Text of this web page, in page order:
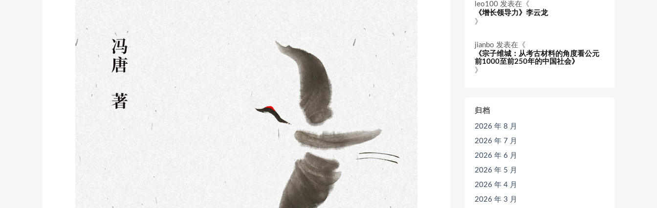
leo100 发表在《
《增长领导力》李云龙
》
jianbo 发表在《
《宗子维城：从考古材料的角度看公元
前1000至前250年的中国社会》
》
归档
2026 年 8 月
2026 年 7 月
2026 年 6 月
2026 年 5 月
2026 年 4 月
2026 年 3 月